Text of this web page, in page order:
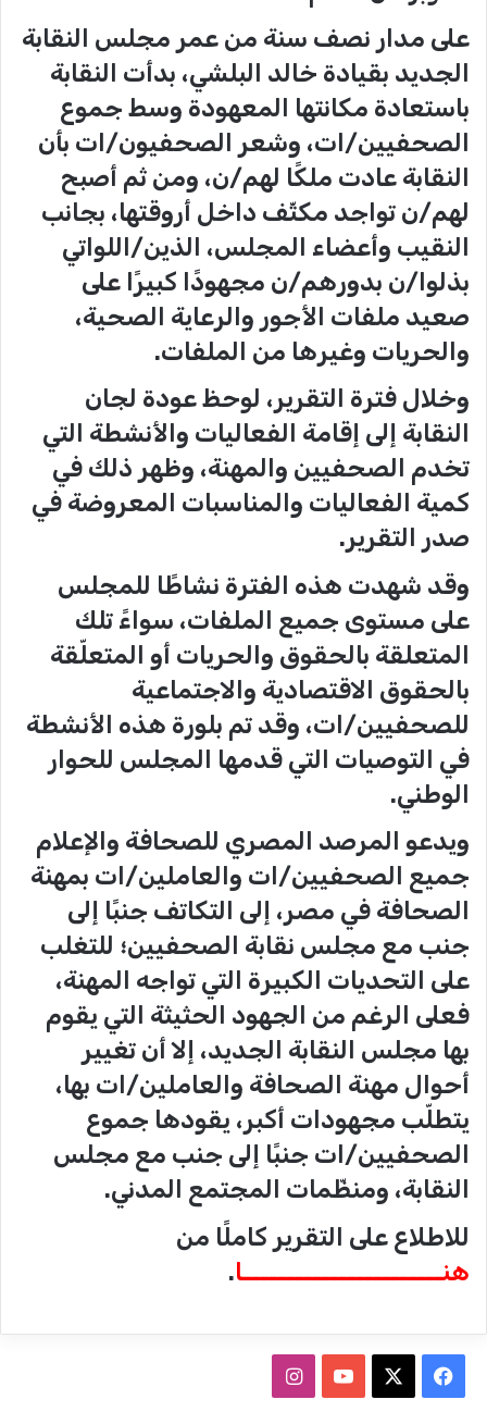
على مدار نصف سنة من عمر مجلس النقابة
الجديد بقيادة خالد البلشي، بدأت النقابة
باستعادة مكانتها المعهودة وسط جموع
الصحفيين/ات، وشعر الصحفيون/ات بأن
النقابة عادت ملكًا لهم/ن، ومن ثم أصبح
لهم/ن تواجد مكثّف داخل أروقتها، بجانب
النقيب وأعضاء المجلس، الذين/اللواتي
بذلوا/ن بدورهم/ن مجهودًا كبيرًا على
صعيد ملفات الأجور والرعاية الصحية،
والحريات وغيرها من الملفات.
وخلال فترة التقرير، لوحظ عودة لجان
النقابة إلى إقامة الفعاليات والأنشطة التي
تخدم الصحفيين والمهنة، وظهر ذلك في
كمية الفعاليات والمناسبات المعروضة في
صدر التقرير.
وقد شهدت هذه الفترة نشاطًا للمجلس
على مستوى جميع الملفات، سواءً تلك
المتعلقة بالحقوق والحريات أو المتعلّقة
بالحقوق الاقتصادية والاجتماعية
للصحفيين/ات، وقد تم بلورة هذه الأنشطة
في التوصيات التي قدمها المجلس للحوار
الوطني.
ويدعو المرصد المصري للصحافة والإعلام
جميع الصحفيين/ات والعاملين/ات بمهنة
الصحافة في مصر، إلى التكاتف جنبًا إلى
جنب مع مجلس نقابة الصحفيين؛ للتغلب
على التحديات الكبيرة التي تواجه المهنة،
فعلى الرغم من الجهود الحثيثة التي يقوم
بها مجلس النقابة الجديد، إلا أن تغيير
أحوال مهنة الصحافة والعاملين/ات بها،
يتطلّب مجهودات أكبر، يقودها جموع
الصحفيين/ات جنبًا إلى جنب مع مجلس
النقابة، ومنظّمات المجتمع المدني.
للاطلاع على التقرير كاملًا من
هنـــــــــــــــــــــــا.